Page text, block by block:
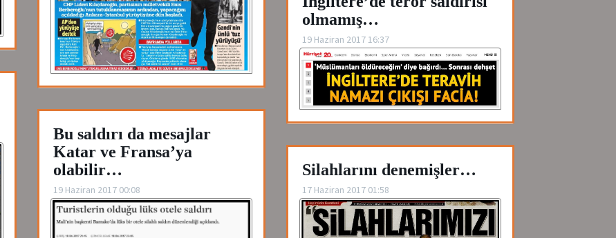
olmamış…
19 Haziran 2017 16:37
Bu saldırı da mesajlar
Katar ve Fransa’ya
olabilir…
19 Haziran 2017 00:08
Silahlarını denemişler…
17 Haziran 2017 01:58